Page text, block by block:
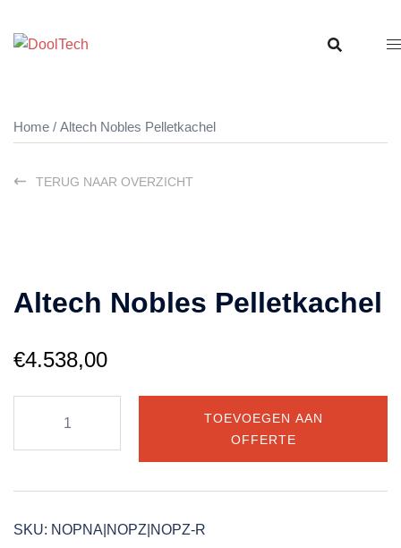
naar
Home / Altech Nobles Pelletkachel
TERUG NAAR OVERZICHT
Altech Nobles Pelletkachel
€4.538,00
Pelletkachel
TOEVOEGEN AAN
OFFERTE
SKU: NOPNA|NOPZ|NOPZ-R